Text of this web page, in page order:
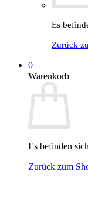
Es
Zurück
0
Warenkorb
Es befinden
Zurück zum